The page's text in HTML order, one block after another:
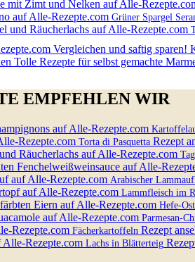
Grüner Spargel
Vergleichen und saftig sparen!
Tolle Rezepte für selbst gemachte
EMPFEHLEN WIR
Torta di Pasquetta Rezept
Arabischer
Lammfleisch im
Hefe-
Parmesan-
Fächerkartoffeln Rezept
Lachs in Blätterteig